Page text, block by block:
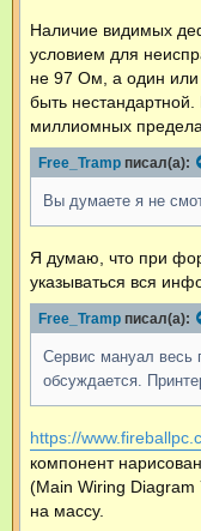
Наличие видимых
условием для
не 97 Ом, а один
быть
миллиомных
Free_Tramp писал(а):
Вы думаете я не
Я думаю, что при
указываться вся
Free_Tramp писал(а):
Сервис мануал весь
обсуждается.
https://
компонент
(Main Wiring Diagram
на массу.